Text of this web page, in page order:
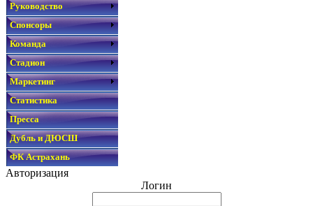
Руководство
Спонсоры
Команда
Стадион
Маркетинг
Статистика
Пресса
Дубль и ДЮСШ
ФК Астрахань
Авторизация
Логин